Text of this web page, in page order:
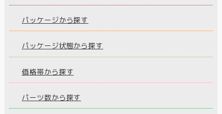
パッケージから探す
パッケージ状態から探す
価格帯から探す
パーツ数から探す